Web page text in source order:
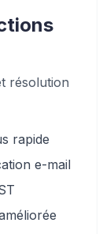
résolution
rapide
e-mail